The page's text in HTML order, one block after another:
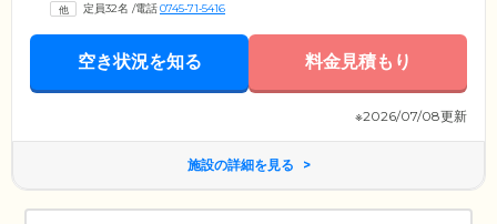
定員32名 /電話0745‐71‐5416
空き状況を知る 料金見積もり
※2026/07/08更新
施設の詳細を見る